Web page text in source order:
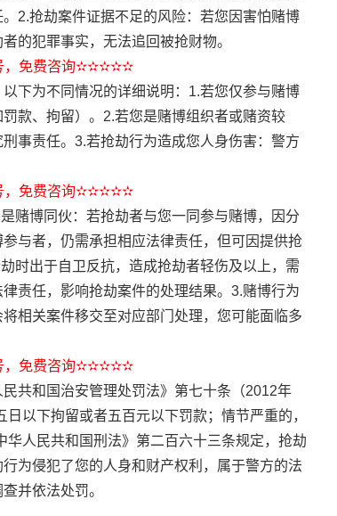
2.抢劫案件证据不足的风险：若您因害怕赌博
的犯罪事实，无法追回被抢财物。
，免费咨询✫✫✫✫✫
下为不同情况的详细说明：1.若您仅参与赌博
款、拘留）。2.若您是赌博组织者或赌资较
事责任。3.若抢劫行为造成您人身伤害：警方
，免费咨询✫✫✫✫✫
赌博同伙：若抢劫者与您一同参与赌博，因分
与者，仍需承担相应法律责任，但可因提供抢
时出于自卫反抗，造成抢劫者轻伤及以上，需
责任，影响抢劫案件的处理结果。3.赌博行为
相关案件移交至对应部门处理，您可能面临多
，免费咨询✫✫✫✫✫
共和国治安管理处罚法》第七十条（2012年
以下拘留或者五百元以下罚款；情节严重的，
人民共和国刑法》第二百六十三条规定，抢劫
为侵犯了您的人身和财产权利，属于警方的法
并依法处罚。